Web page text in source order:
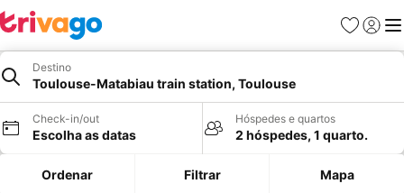
Favoritos
Iniciar
Destino
Toulouse-Matabiau train station, Toulouse
Check-in/out
Escolha as datas
Hóspedes e quartos
2 hóspedes, 1 quarto.
Ordenar Filtrar Mapa